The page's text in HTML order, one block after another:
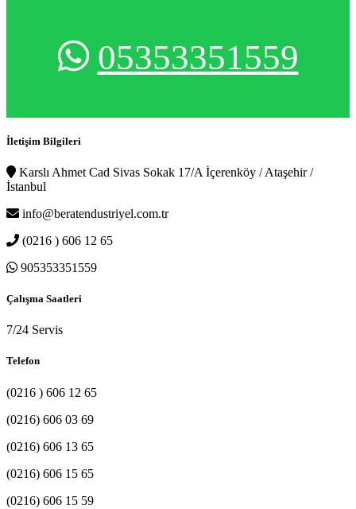
05353351559
İletişim Bilgileri
Karslı Ahmet Cad Sivas Sokak 17/A İçerenköy / Ataşehir /
İstanbul
info@beratendustriyel.com.tr
(0216 ) 606 12 65
905353351559
Çalışma Saatleri
7/24 Servis
Telefon
(0216 ) 606 12 65
(0216) 606 03 69
(0216) 606 13 65
(0216) 606 15 65
(0216) 606 15 59